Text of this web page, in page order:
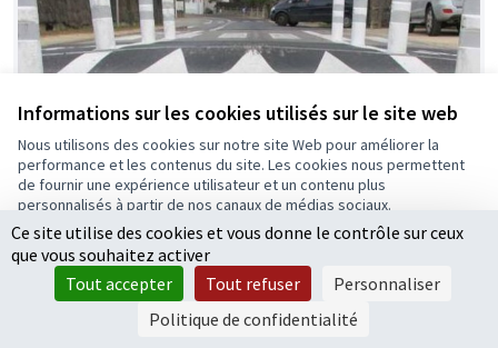
Informations sur les cookies utilisés sur le site web
Nous utilisons des cookies sur notre site Web pour améliorer la
performance et les contenus du site. Les cookies nous permettent
de fournir une expérience utilisateur et un contenu plus
personnalisés à partir de nos canaux de médias sociaux.
Tout accepter
Accepter seulement les cookies essentiels
Paramètres
Des ralentisseurs pour la rue des
Ponts de Cé
Bourse 0
Ce site utilise des cookies et vous donne le contrôle sur ceux
que vous souhaitez activer
Tout accepter
Tout refuser
Personnaliser
Politique de confidentialité